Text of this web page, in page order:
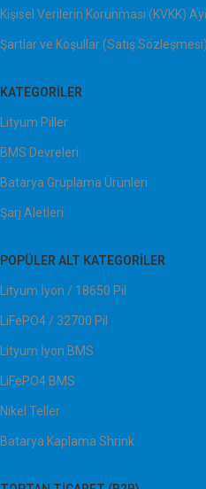
Kişisel Verilerin Korunması (KVKK)
Şartlar ve Koşullar (Satış Sözleşmesi)
KATEGORILER
Lityum Piller
BMS Devreleri
Batarya Gruplama Ürünleri
Şarj Aletleri
POPÜLER ALT KATEGORILER
Lityum İyon / 18650 Pil
LiFePO4 / 32700 Pil
Lityum İyon BMS
LiFePO4 BMS
Nikel Teller
Batarya Kaplama Shrink